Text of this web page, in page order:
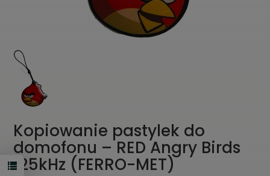
Kopiowanie pastylek do
domofonu – RED Angry Birds
125kHz (FERRO-MET)